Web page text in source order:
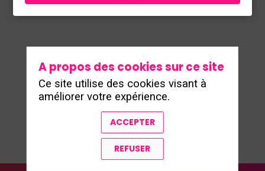
NANOTERA
TOUS LES SPEAKERS
A propos des cookies sur ce site
Ce site utilise des cookies visant à
améliorer votre expérience.
ACCEPTER
REFUSER